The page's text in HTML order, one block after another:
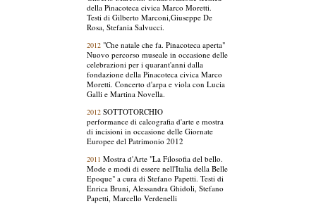
della Pinacoteca civica Marco Moretti.
Testi di Gilberto Marconi,Giuseppe De
Rosa, Stefania Salvucci.
2012"Che natale che fa. Pinacoteca aperta"
Nuovo percorso museale in occasione delle
celebrazioni per i quarant'anni dalla
fondazione della Pinacoteca civica Marco
Moretti. Concerto d'arpa e viola con Lucia
Galli e Martina Novella.
2012SOTTOTORCHIO
performance di calcografia d'arte e mostra
di incisioni in occasione delle Giornate
Europee del Patrimonio 2012
2011 Mostra d'Arte "La Filosofia del bello.
Mode e modi di essere nell'Italia della Belle
Epoque" a cura di Stefano Papetti. Testi di
Enrica Bruni, Alessandra Ghidoli, Stefano
Papetti, Marcello Verdenelli